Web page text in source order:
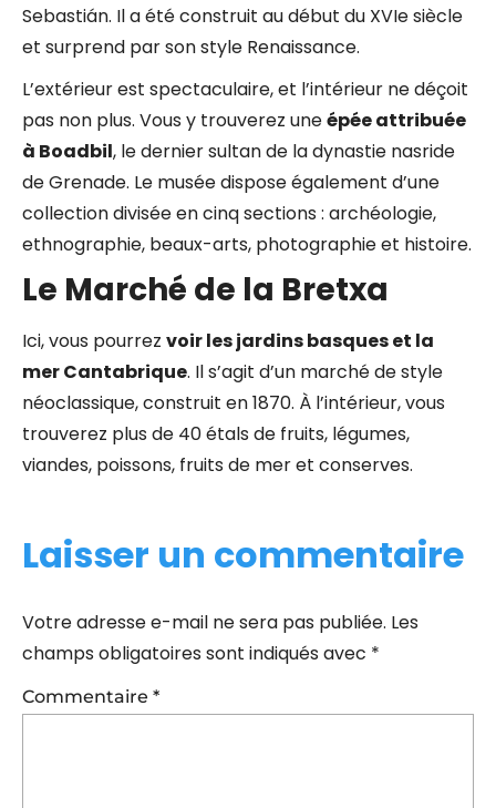
Sebastián. Il a été construit au début du XVIe siècle
et surprend par son style Renaissance.
L’extérieur est spectaculaire, et l’intérieur ne déçoit
pas non plus. Vous y trouverez uneépée attribuée
à Boadbil, le dernier sultan de la dynastie nasride
de Grenade. Le musée dispose également d’une
collection divisée en cinq sections : archéologie,
ethnographie, beaux-arts, photographie et histoire.
Le Marché de la Bretxa
Ici, vous pourrez voir les jardins basques et la
mer Cantabrique. Il s’agit d’un marché de style
néoclassique, construit en 1870. À l’intérieur, vous
trouverez plus de 40 étals de fruits, légumes,
viandes, poissons, fruits de mer et conserves.
Laisser un commentaire
Votre adresse e-mail ne sera pas publiée. Les
champs obligatoires sont indiqués avec *
Commentaire *